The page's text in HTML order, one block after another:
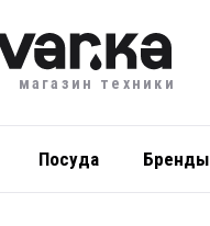
магазин техники
Посуда Бренды